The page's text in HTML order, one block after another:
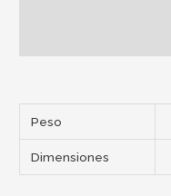
Peso
Dimensiones